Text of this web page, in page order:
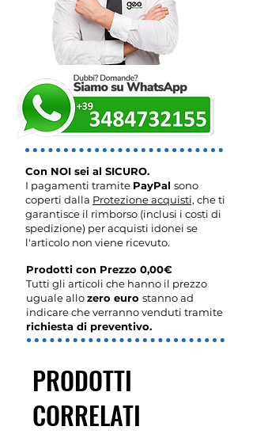
Con NOI sei al SICURO.
I pagamenti tramite PayPal sono
coperti dalla Protezione acquisti, che ti
garantisce il rimborso (inclusi i costi di
spedizione) per acquisti idonei se
l'articolo non viene ricevuto.
Prodotti con Prezzo 0,00€
Tutti gli articoli che hanno il prezzo
uguale allozero euro stanno ad
indicare che verranno venduti tramite
richiesta di preventivo.
PRODOTTI
CORRELATI